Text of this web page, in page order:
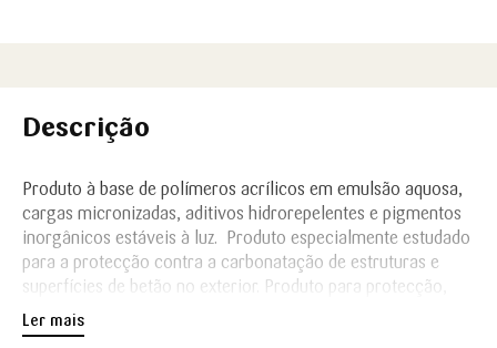
Descrição
Produto à base de polímeros acrílicos em emulsão aquosa,
cargas micronizadas, aditivos hidrorepelentes e pigmentos
inorgânicos estáveis à luz. Produto especialmente estudado
para a protecção contra a carbonatação de estruturas e
superfícies de betão no exterior. Produto para protecção,
contra os riscos de penetração de CO2. Contém
preservantes de filme que lhe conferem uma protecção
Ler mais